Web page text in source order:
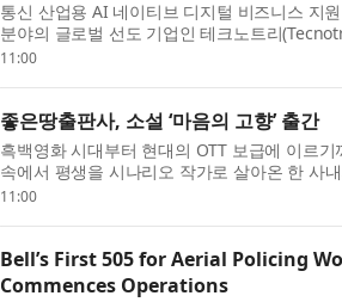
통신 산업용 AI 네이티브 디지털 비즈니스 지
분야의 글로벌 선도 기업인 테크노트리
년 상반기 재무 실적을 발표했다. 테크노트리
11:00
좋은땅출판사, 소설 ‘마음의 고향’ 출간
흑백영화 시대부터 현대의 OTT 보급에 이르
속에서 평생을 시나리오 작가로 살아온 한 사
잔하게 그려 낸 박장규 작가의 소설 ‘마음의 고
11:00
Bell’s First 505 for Aerial Policing
Commences Operations